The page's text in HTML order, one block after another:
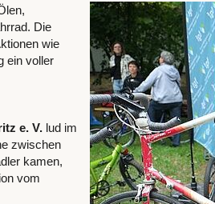
Die
wie
ein voller
e. V. lud im
zwischen
kamen,
vom